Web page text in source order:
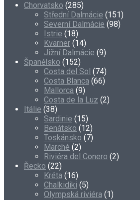
Chorvatsko (285)
Střední Dalmácie (151)
Severní Dalmácie (98)
Istrie (18)
Kvarner (14)
Jižní Dalmácie (9)
Španělsko (152)
Costa del Sol (74)
Costa Blanca (66)
Mallorca (9)
Costa de la Luz (2)
Itálie (38)
Sardinie (15)
Benátsko (12)
Toskánsko (7)
Marché (2)
Riviéra del Conero (2)
Řecko (22)
Kréta (16)
Chalkidiki (5)
Olympská riviéra (1)